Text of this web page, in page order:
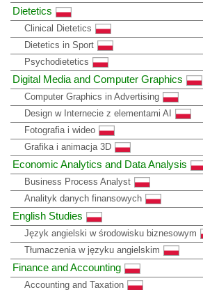
Dietetics
Clinical Dietetics
Dietetics in Sport
Psychodietetics
Digital Media and Computer Graphics
Computer Graphics in Advertising
Design w Internecie z elementami AI
Fotografia i wideo
Grafika i animacja 3D
Economic Analytics and Data Analysis
Business Process Analyst
Analityk danych finansowych
English Studies
Język angielski w środowisku biznesowym
Tłumaczenia w języku angielskim
Finance and Accounting
Accounting and Taxation